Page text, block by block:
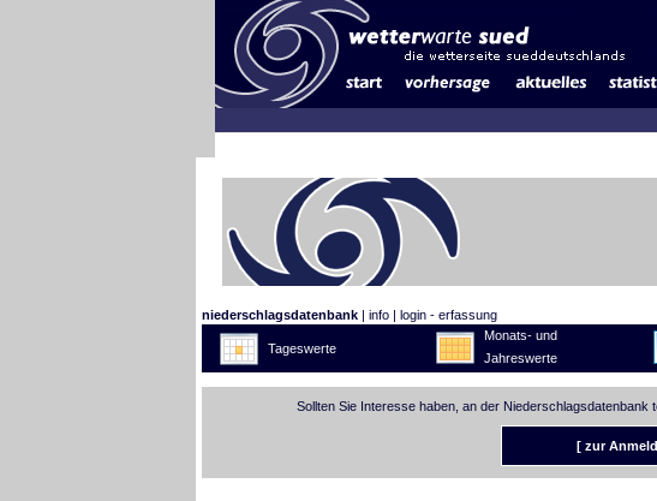
niederschlagsdatenbank | info | login - erfassung
Tageswerte
Monats- und
Jahreswerte
Sollten Sie Interesse haben, an der Niederschlagsdatenbank
[ zur